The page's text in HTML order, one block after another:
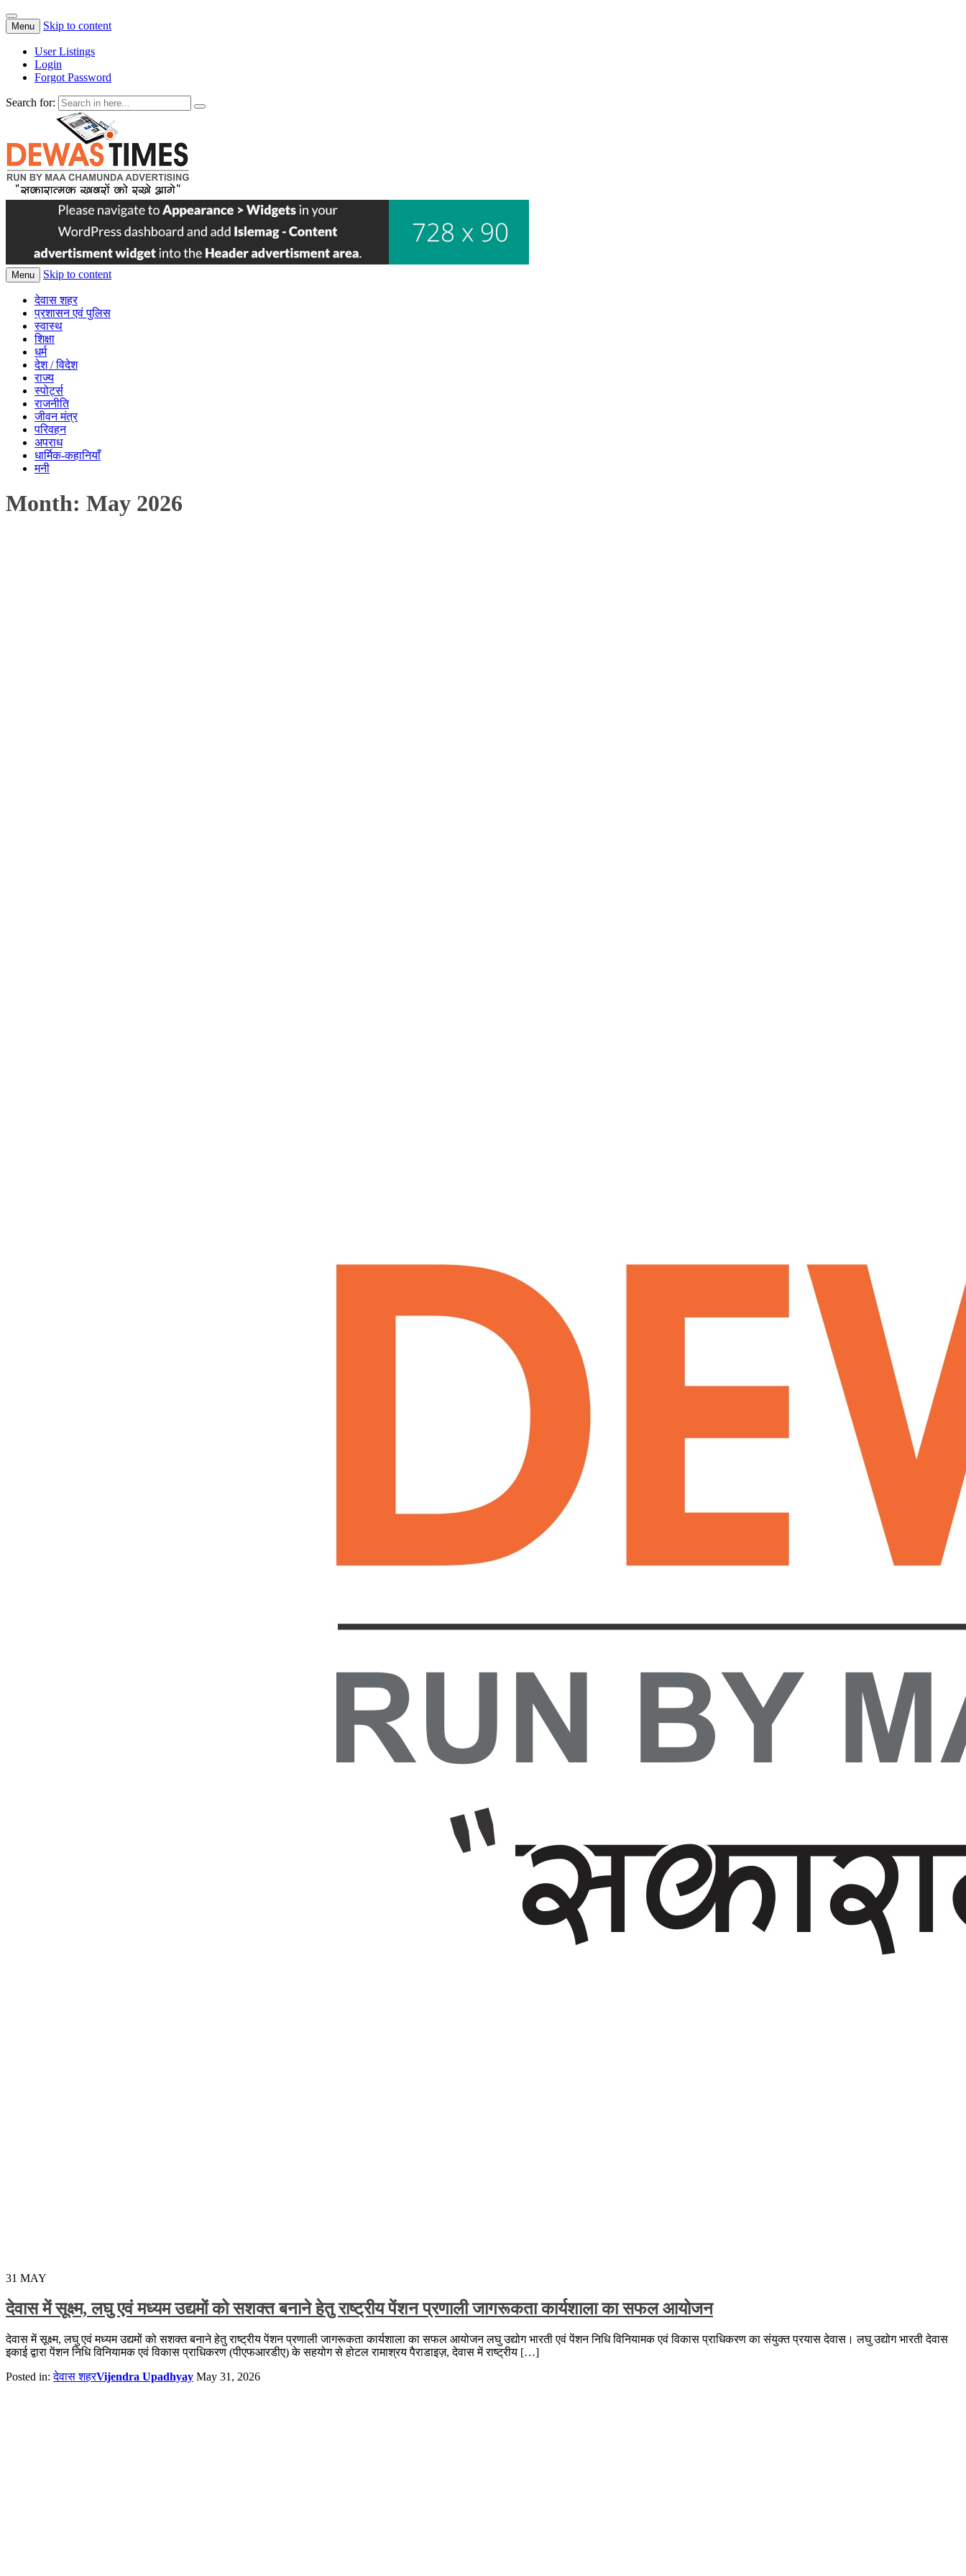
Menu Skip to content
User Listings
Login
Forgot Password
Search for:
Menu Skip to content
देवास शहर
प्रशासन एवं पुलिस
स्वास्थ
शिक्षा
धर्म
देश / विदेश
राज्य
स्पोर्ट्स
राजनीति
जीवन मंत्र
परिवहन
अपराध
धार्मिक-कहानियाँ
मनी
Month: May 2026
31 MAY
देवास में सूक्ष्म, लघु एवं मध्यम उद्यमों को सशक्त बनाने हेतु राष्ट्रीय पेंशन प्रणाली जागरूकता कार्यशाला का सफल आयोजन
देवास में सूक्ष्म, लघु एवं मध्यम उद्यमों को सशक्त बनाने हेतु राष्ट्रीय पेंशन प्रणाली जागरूकता कार्यशाला का सफल आयोजन लघु उद्योग भारती एवं पेंशन निधि विनियामक एवं विकास प्राधिकरण का संयुक्त प्रयास देवास। लघु उद्योग भारती देवास
इकाई द्वारा पेंशन निधि विनियामक एवं विकास प्राधिकरण (पीएफआरडीए) के सहयोग से होटल रामाश्रय पैराडाइज़, देवास में राष्ट्रीय […]
Posted in:देवास शहरVijendra Upadhyay May 31, 2026